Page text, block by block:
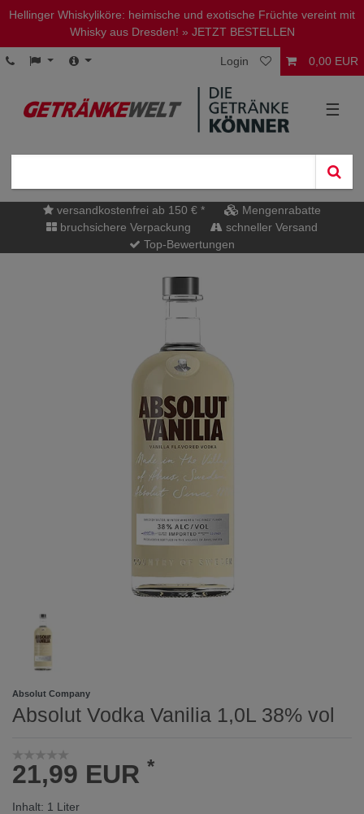
Hellinger Whiskyliköre: heimische und exotische Früchte vereint mit
Whisky aus Dresden! » JETZT BESTELLEN
Login 0,00 EUR
☰
versandkostenfrei ab 150 € *
Mengenrabatte
bruchsichere Verpackung
schneller Versand
Top-Bewertungen
Absolut Company
Absolut Vodka Vanilia 1,0L 38% vol
21,99 EUR *
Inhalt: 1 Liter